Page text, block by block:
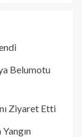
Belumotu
Ziyaret Etti